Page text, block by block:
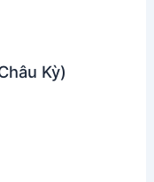
Kỳ)